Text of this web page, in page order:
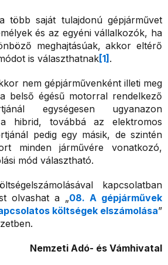
több saját tulajdonú gépjárművet
és az egyéni vállalkozók, ha
meghajtásúak, akkor eltérő
is választhatnak[1] .
nem gépjárművenként illeti meg
belső égésű motorral rendelkező
egységesen ugyanazon
hibrid, továbbá az elektromos
pedig egy másik, de szintén
minden járművére vonatkozó,
mód választható.
kapcsolatban
olvashat a „08. A gépjárművek
költségek elszámolása”
Nemzeti Adó- és Vámhivatal